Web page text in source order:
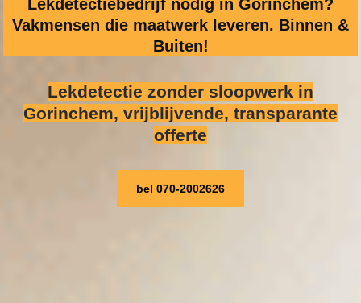
Lekdetectiebedrijf nodig in Gorinchem?
Vakmensen die maatwerk leveren. Binnen &
Buiten!
Lekdetectie zonder sloopwerk in
Gorinchem, vrijblijvende, transparante
offerte
bel 070-2002626